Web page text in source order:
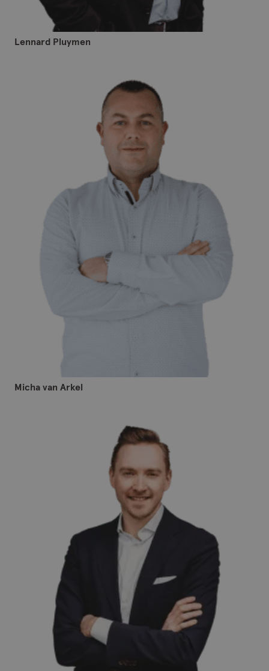
Lennard Pluymen
Micha van Arkel